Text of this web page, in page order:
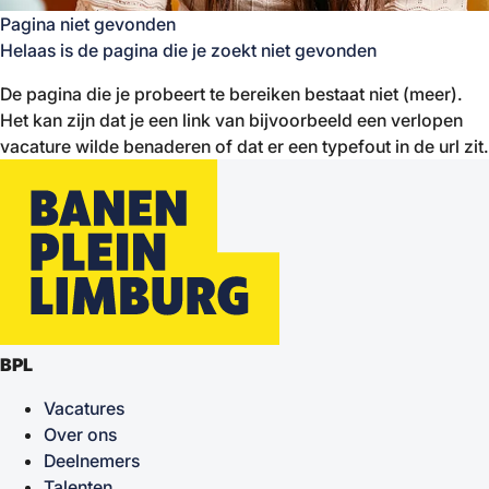
Pagina niet gevonden
Helaas is de pagina die je zoekt niet gevonden
De pagina die je probeert te bereiken bestaat niet (meer).
Het kan zijn dat je een link van bijvoorbeeld een verlopen
vacature wilde benaderen of dat er een typefout in de url zit.
BPL
Vacatures
Over ons
Deelnemers